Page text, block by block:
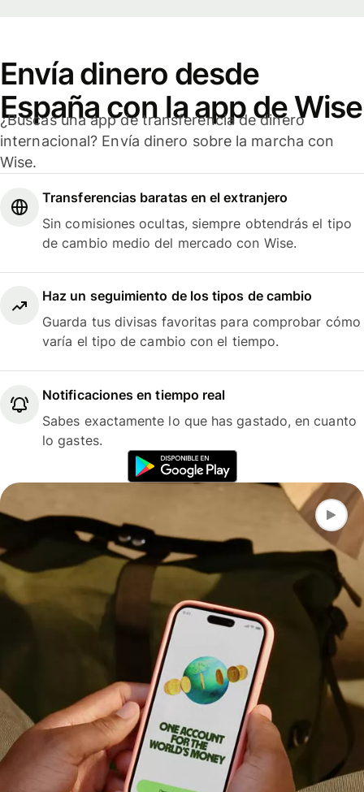
Envía dinero desde
España con la app de Wise
¿Buscas una app de transferencia de dinero
internacional? Envía dinero sobre la marcha con
Wise.
Transferencias baratas en el extranjero
Sin comisiones ocultas, siempre obtendrás el tipo
de cambio medio del mercado con Wise.
Haz un seguimiento de los tipos de cambio
Guarda tus divisas favoritas para comprobar cómo
varía el tipo de cambio con el tiempo.
Notificaciones en tiempo real
Sabes exactamente lo que has gastado, en cuanto
lo gastes.